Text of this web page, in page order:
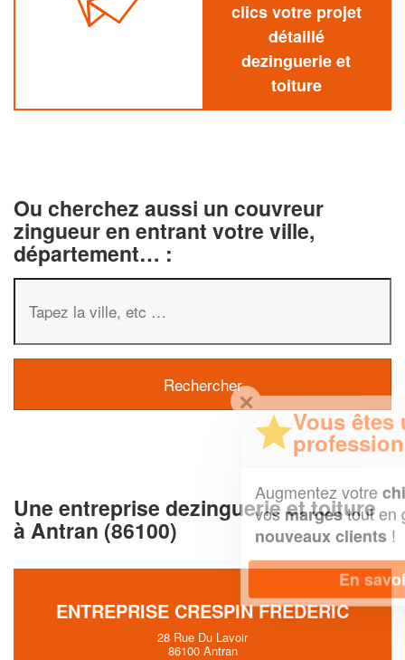
clics votre projet
détaillé
dezinguerie et
toiture
Ou cherchez aussi un couvreur
zingueur en entrant votre ville,
département… :
Une entreprise dezinguerie et toiture
à Antran (86100)
ENTREPRISE CRESPIN FREDERIC
28 Rue Du Lavoir
86100 Antran
✕
Vous êtes un
professionnel ?
chiffre d'affaireset
vosmargestout en gagnant de
nouveaux clients